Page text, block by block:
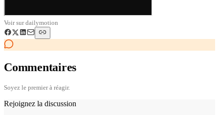
Voir surdailymotion
Commentaires
Soyez le premier à réagir.
Rejoignez la discussion